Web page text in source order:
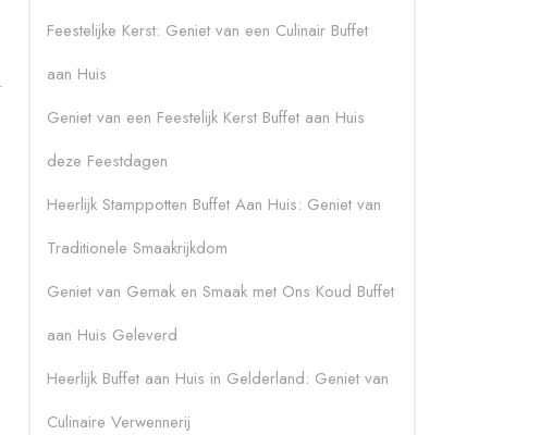
Feestelijke Kerst: Geniet van een Culinair Buffet
aan Huis
Geniet van een Feestelijk Kerst Buffet aan Huis
deze Feestdagen
Heerlijk Stamppotten Buffet Aan Huis: Geniet van
Traditionele Smaakrijkdom
Geniet van Gemak en Smaak met Ons Koud Buffet
aan Huis Geleverd
Heerlijk Buffet aan Huis in Gelderland: Geniet van
Culinaire Verwennerij